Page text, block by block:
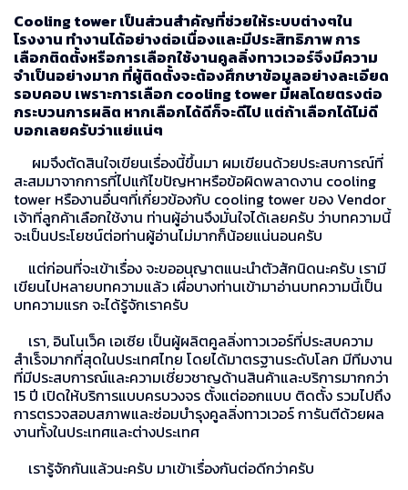
Cooling tower เป็นส่วนสำคัญที่ช่วยให้ระบบต่างๆใน
โรงงาน ทำงานได้อย่างต่อเนื่องและมีประสิทธิภาพ การ
เลือกติดตั้งหรือการเลือกใช้งานคูลลิ่งทาวเวอร์จึงมีความ
จำเป็นอย่างมาก ที่ผู้ติดตั้งจะต้องศึกษาข้อมูลอย่างละเอียด
รอบคอบ เพราะการเลือก cooling tower มีผลโดยตรงต่อ
กระบวนการผลิต หากเลือกได้ดีก็จะดีไป แต่ถ้าเลือกได้ไม่ดี
บอกเลยครับว่าแย่แน่ๆ
ผมจึงตัดสินใจเขียนเรื่องนี้ขึ้นมา ผมเขียนด้วยประสบการณ์ที่
สะสมมาจากการที่ไปแก้ไขปัญหาหรือข้อผิดพลาดงาน cooling
tower หรืองานอื่นๆที่เกี่ยวข้องกับ cooling tower ของ Vendor
เจ้าที่ลูกค้าเลือกใช้งาน ท่านผู้อ่านจึงมั่นใจได้เลยครับ ว่าบทความนี้
จะเป็นประโยชน์ต่อท่านผู้อ่านไม่มากก็น้อยแน่นอนครับ
แต่ก่อนที่จะเข้าเรื่อง จะขออนุญาตแนะนำตัวสักนิดนะครับ เรามี
เขียนไปหลายบทความแล้ว เผื่อบางท่านเข้ามาอ่านบทความนี้เป็น
บทความแรก จะได้รู้จักเราครับ
เรา, อินโนเว็ค เอเซีย เป็นผู้ผลิตคูลลิ่งทาวเวอร์ที่ประสบความ
สำเร็จมากที่สุดในประเทศไทย โดยได้มาตรฐานระดับโลก มีทีมงาน
ที่มีประสบการณ์และความเชี่ยวชาญด้านสินค้าและบริการมากกว่า
15 ปี เปิดให้บริการแบบครบวงจร ตั้งแต่ออกแบบ ติดตั้ง รวมไปถึง
การตรวจสอบสภาพและซ่อมบำรุงคูลลิ่งทาวเวอร์ การันตีด้วยผล
งานทั้งในประเทศและต่างประเทศ
เรารู้จักกันแล้วนะครับ มาเข้าเรื่องกันต่อดีกว่าครับ